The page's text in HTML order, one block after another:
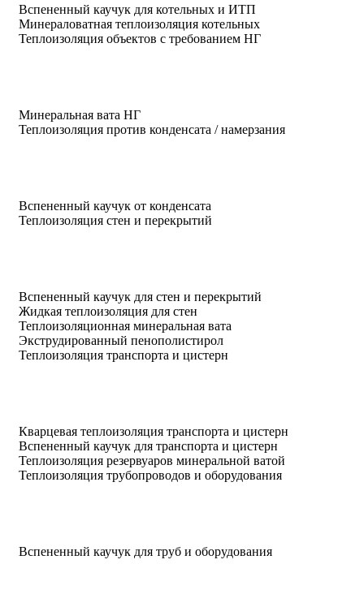
Вспененный каучук для котельных и ИТП
Минераловатная теплоизоляция котельных
Теплоизоляция объектов с требованием НГ
Минеральная вата НГ
Теплоизоляция против конденсата / намерзания
Вспененный каучук от конденсата
Теплоизоляция стен и перекрытий
Вспененный каучук для стен и перекрытий
Жидкая теплоизоляция для стен
Теплоизоляционная минеральная вата
Экструдированный пенополистирол
Теплоизоляция транспорта и цистерн
Кварцевая теплоизоляция транспорта и цистерн
Вспененный каучук для транспорта и цистерн
Теплоизоляция резервуаров минеральной ватой
Теплоизоляция трубопроводов и оборудования
Вспененный каучук для труб и оборудования